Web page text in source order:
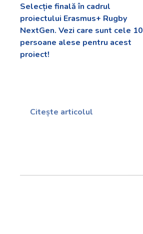
Selecție finală în cadrul
proiectului Erasmus+ Rugby
NextGen. Vezi care sunt cele 10
persoane alese pentru acest
proiect!
Citește articolul